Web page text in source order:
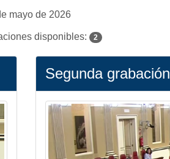
mayo de 2026
disponibles: 2
Segunda grabación